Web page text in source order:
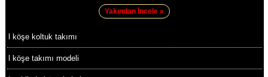
Yakından İncele »
l köşe koltuk takımı
l köşe takımı modeli